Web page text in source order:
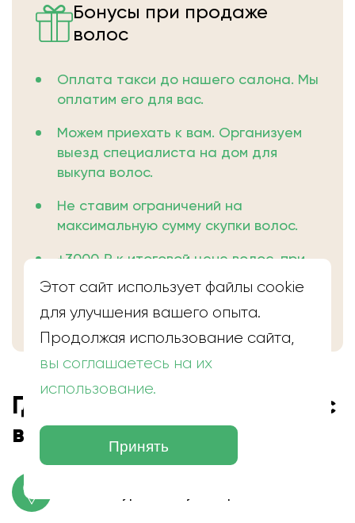
Бонусы при продаже
волос
Оплата такси до нашего салона. Мы
оплатим его для вас.
Можем приехать к вам. Организуем
выезд специалиста на дом для
выкупа волос.
Не ставим ограничений на
максимальную сумму скупки волос.
+3000 ₽ к итоговой цене волос, при
заключении сделки в день
Где находится скупка волос
в Южноуральске
Этот сайт использует файлы cookie
для улучшения вашего опыта.
Продолжая использование сайта,
вы соглашаетесь на их
использование.
Принять